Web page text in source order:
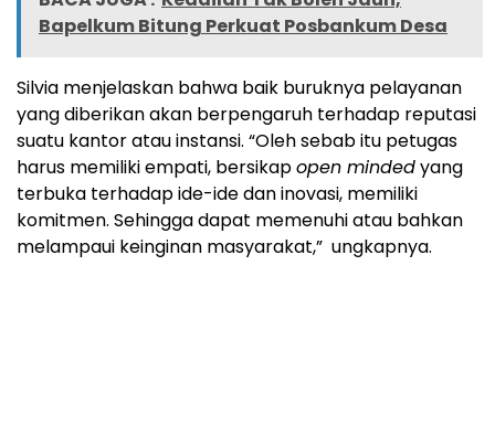
Bapelkum Bitung Perkuat Posbankum Desa
Silvia menjelaskan bahwa baik buruknya pelayanan
yang diberikan akan berpengaruh terhadap reputasi
suatu kantor atau instansi. “Oleh sebab itu petugas
harus memiliki empati, bersikapopen mindedyang
terbuka terhadap ide-ide dan inovasi, memiliki
komitmen. Sehingga dapat memenuhi atau bahkan
melampaui keinginan masyarakat,” ungkapnya.